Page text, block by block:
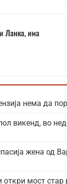
Ланка, има
нема да
викенд, во
жена од
откри мост стар